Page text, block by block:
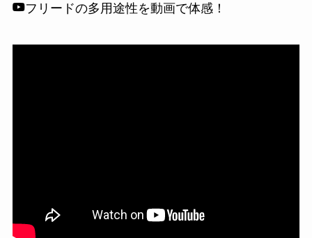
フリードの多用途性を動画で体感！